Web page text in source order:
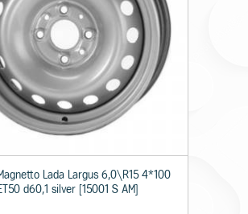
Lada Largus 6,0\R15 4*100
d60,1 silver [15001 S AM]